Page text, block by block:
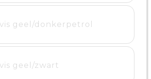
geel/donkerpetrol
geel/zwart